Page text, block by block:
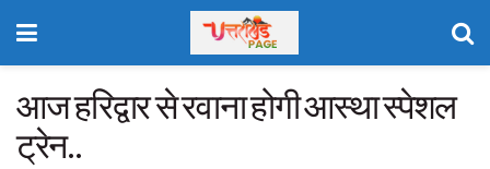
आज हरिद्वार से रवाना होगी आस्था स्पेशल
ट्रेन..